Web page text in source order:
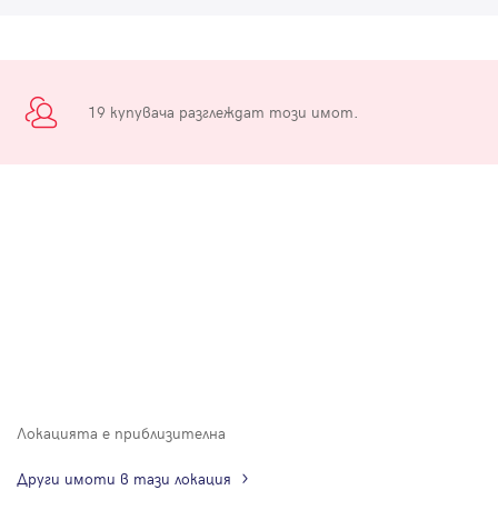
19 купувача разглеждат този имот.
Локацията е приблизителна
Други имоти в тази локация